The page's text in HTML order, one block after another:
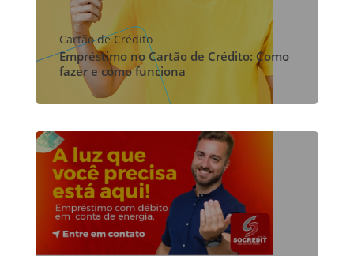
Cartão de Crédito
Empréstimo no Cartão de Crédito: Como
fazer e como funciona